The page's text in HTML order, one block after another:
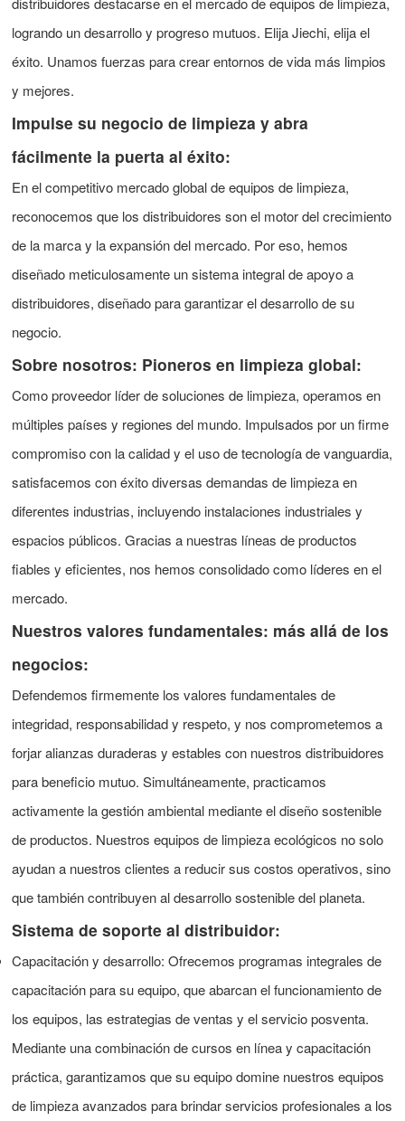
logrando un desarrollo y progreso mutuos. Elija Jiechi, elija el
éxito. Unamos fuerzas para crear entornos de vida más limpios
y mejores.
Impulse su negocio de limpieza y abra
fácilmente la puerta al éxito:
En el competitivo mercado global de equipos de limpieza,
reconocemos que los distribuidores son el motor del crecimiento
de la marca y la expansión del mercado. Por eso, hemos
diseñado meticulosamente un sistema integral de apoyo a
distribuidores, diseñado para garantizar el desarrollo de su
negocio.
Sobre nosotros: Pioneros en limpieza global:
Como proveedor líder de soluciones de limpieza, operamos en
múltiples países y regiones del mundo. Impulsados ​​por un firme
compromiso con la calidad y el uso de tecnología de vanguardia,
satisfacemos con éxito diversas demandas de limpieza en
diferentes industrias, incluyendo instalaciones industriales y
espacios públicos. Gracias a nuestras líneas de productos
fiables y eficientes, nos hemos consolidado como líderes en el
mercado.
Nuestros valores fundamentales: más allá de los
negocios:
Defendemos firmemente los valores fundamentales de
integridad, responsabilidad y respeto, y nos comprometemos a
forjar alianzas duraderas y estables con nuestros distribuidores
para beneficio mutuo. Simultáneamente, practicamos
activamente la gestión ambiental mediante el diseño sostenible
de productos. Nuestros equipos de limpieza ecológicos no solo
ayudan a nuestros clientes a reducir sus costos operativos, sino
que también contribuyen al desarrollo sostenible del planeta.
Sistema de soporte al distribuidor:
Capacitación y desarrollo: Ofrecemos programas integrales de
capacitación para su equipo, que abarcan el funcionamiento de
los equipos, las estrategias de ventas y el servicio posventa.
Mediante una combinación de cursos en línea y capacitación
práctica, garantizamos que su equipo domine nuestros equipos
de limpieza avanzados para brindar servicios profesionales a los